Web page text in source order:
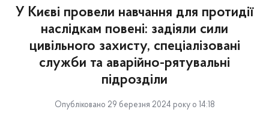
У Києві провели навчання для протидії
наслідкам повені: задіяли сили
цивільного захисту, спеціалізовані
служби та аварійно-рятувальні
підрозділи
Опубліковано 29 березня 2024 року о 14:18